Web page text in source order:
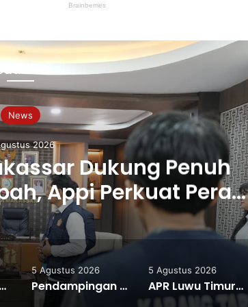
Next
News
2026
Dukung Penuh
Appi Perkuat Peran
Sosial
Polsek Lamuru Ringkus Tiga Terduga Pengedar Narkoba, Sita 89 Paket Sabu Siap Edar
5 Agustus 2026
Pendampingan Kalla Institute Bantu IRT Sambusa Pangkep Tingkatkan Produksi dan Pemasaran Digital
5 Agustus 2026
APR Luwu Timur Datangi DPD PDI Perjuangan Sulsel, Desak Evaluasi Ketua DPRD Lutim